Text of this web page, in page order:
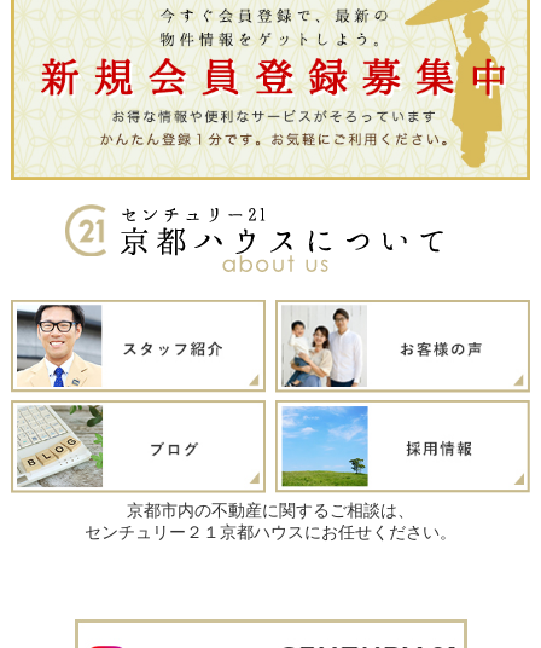
京都市内の不動産に関するご相談は、
センチュリー２１京都ハウスにお任せください。